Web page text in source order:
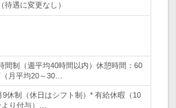
遇に変更なし）
間制（週平均40時間以内）休憩時間：60
月平均20～30…
9休制（休日はシフト制）* 有給休暇（10
り付与）…